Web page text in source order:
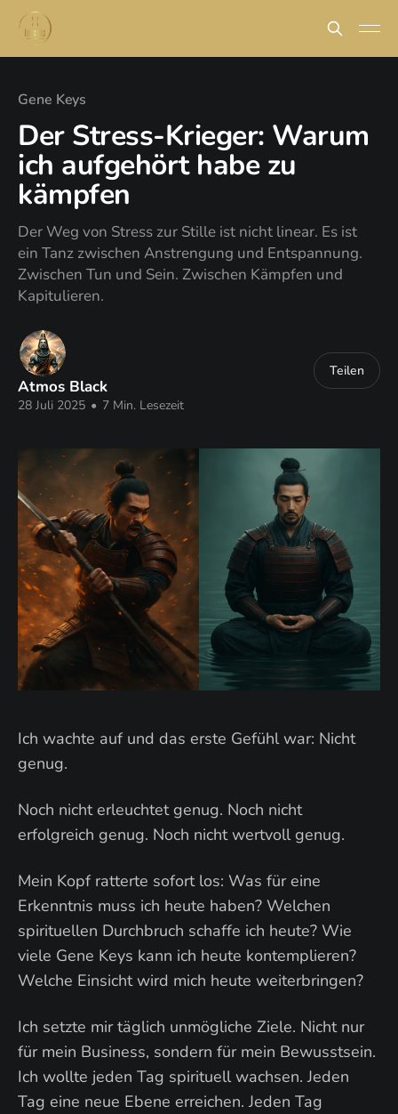
Gene Keys
Der Stress-Krieger: Warum
ich aufgehört habe zu
kämpfen
Der Weg von Stress zur Stille ist nicht linear. Es ist
ein Tanz zwischen Anstrengung und Entspannung.
Zwischen Tun und Sein. Zwischen Kämpfen und
Kapitulieren.
Atmos Black
28 Juli 2025 • 7 Min. Lesezeit
Teilen
Ich wachte auf und das erste Gefühl war: Nicht
genug.
Noch nicht erleuchtet genug. Noch nicht
erfolgreich genug. Noch nicht wertvoll genug.
Mein Kopf ratterte sofort los: Was für eine
Erkenntnis muss ich heute haben? Welchen
spirituellen Durchbruch schaffe ich heute? Wie
viele Gene Keys kann ich heute kontemplieren?
Welche Einsicht wird mich heute weiterbringen?
Ich setzte mir täglich unmögliche Ziele. Nicht nur
für mein Business, sondern für mein Bewusstsein.
Ich wollte jeden Tag spirituell wachsen. Jeden
Tag eine neue Ebene erreichen. Jeden Tag